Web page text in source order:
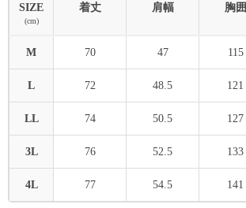
SIZE
(cm)
着丈 肩幅 胸囲
M 70 47 115
L 72 48.5 121
LL 74 50.5 127
3L 76 52.5 133
4L 77 54.5 141